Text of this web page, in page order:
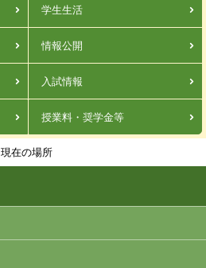
学生生活
情報公開
入試情報
授業料・奨学金等
現在の場所